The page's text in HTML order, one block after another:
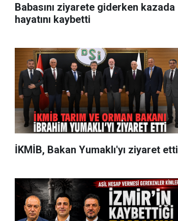
Babasını ziyarete giderken kazada
hayatını kaybetti
İKMİB, Bakan Yumaklı'yı ziyaret etti